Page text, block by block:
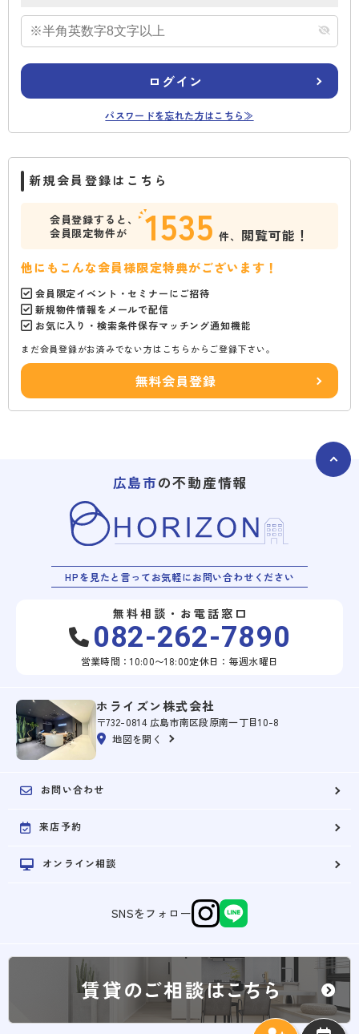
ログイン
パスワードを忘れた方はこちら≫
新規会員登録はこちら
会員登録すると、
会員限定物件が
1535 件、 閲覧可能！
他にもこんな会員様限定特典がございます！
会員限定イベント・セミナーにご招待
新規物件情報をメールで配信
お気に入り・検索条件保存マッチング通知機能
まだ会員登録がお済みでない方はこちらからご登録下さい。
無料会員登録
広島市の不動産情報
HPを見たと言ってお気軽にお問い合わせください
無料相談・お電話窓口
082-262-7890
営業時間：10:00〜18:00定休日：毎週水曜日
ホライズン株式会社
〒732-0814 広島市南区段原南一丁目10-8
地図を開く
お問い合わせ
来店予約
オンライン相談
SNSをフォロー